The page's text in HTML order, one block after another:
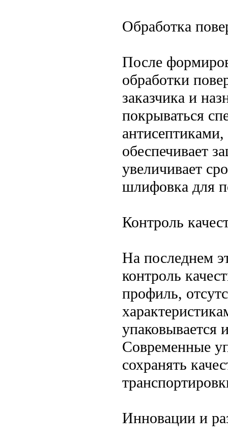
Обработка
После
обработки
заказчика и
покрываться
обеспечивает
увеличивает
шлифовка для
Контроль
На последнем
контроль
профиль,
упаковывается
Современные
сохранять
Инновации и